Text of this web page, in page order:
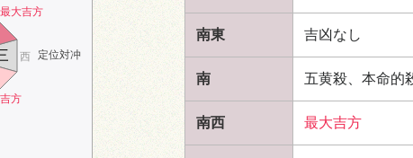
最大吉方
定位対冲
吉方
西
南東 吉凶なし
南 五黄殺、本命的
南西 最大吉方